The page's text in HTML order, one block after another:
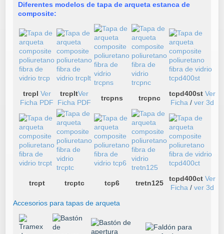
Diferentes modelos de tapa de arqueta estanca de
composite:
trcpl Ver
Ficha PDF
trcpltVer
Ficha PDF
trcpns trcpnc
tcpd400st Ver
Ficha / ver 3d
trcpt trcptc tcp6 tretn125
tcpd400ct Ver
Ficha / ver 3d
Accesorios para tapas de arqueta